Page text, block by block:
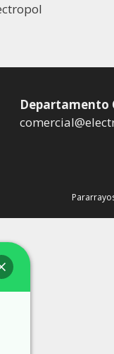
Departamento